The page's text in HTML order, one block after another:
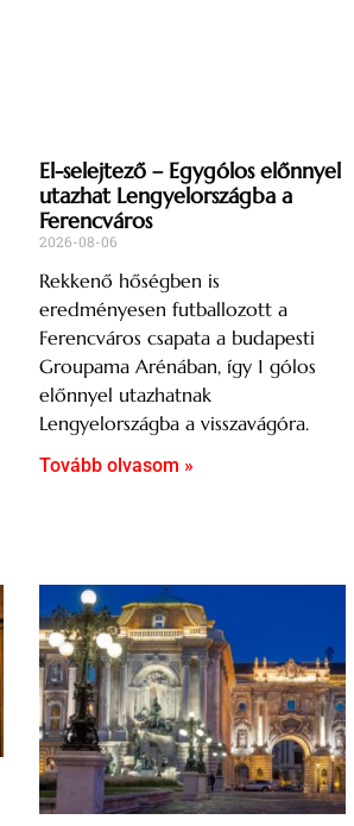
El-selejtező – Egygólos előnnyel
utazhat Lengyelországba a
Ferencváros
2026-08-06
Rekkenő hőségben is
eredményesen futballozott a
Ferencváros csapata a budapesti
Groupama Arénában, így 1 gólos
előnnyel utazhatnak
Lengyelországba a visszavágóra.
Tovább olvasom »